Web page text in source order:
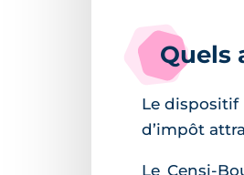
Quels
Le dispositif
d’impôt
Le Censi-